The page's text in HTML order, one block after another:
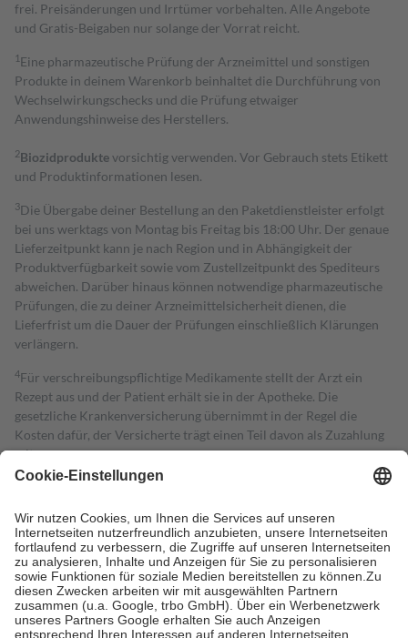
frei. Preisänderungen und Irrtümer vorbehalten. Alle Angebote
und Gratis-Beigaben nur solange der Vorrat reicht.
1 Eine pharmazeutische Prüfung der Arzneimittel und sonstigen
Produkte in deinem Warenkorb beinhaltet die Durchführung von
Wechselwirkungschecks und die Prüfung etwaiger
Anwendungshinweise des Herstellers.
2Biozidproduktevorsichtig verwenden. Vor Gebrauch stets Etikett
und Produktinformationen lesen.
3Die Übergabe deiner Bestellung an den Paketdienstleister erfolgt
bei uns werktags von Montag bis Freitag bis 18:00 Uhr. Der genaue
Lieferzeitpunkt kann je nach Region und in Abhängigkeit der
Produktverfügbarkeit sowie vom Zustellzeitpunkt des Spediteurs
abweichen. Darüber hinaus können notwendige pharmazeutische
Prüfungen, die zu deiner Arzneimittelsicherheit dienen, die
Lieferfrist um die Dauer der Prüfungen einschließlich Klärungen
verlängern.
4Für verschreibungspflichtige Medikamente stellt der Arzt ein
Rezept aus und der Patient erhält sie in der Apotheke. Die
gesetzliche Krankenversicherung übernimmt in der Regel die
Kosten dafür, der Versicherte trägt einen Teil davon als Zuzahlung
mit.
Grundsätzlich leisten Mitglieder Zuzahlungen in Höhe von zehn
höchstens zehn Euro.
Es sind jedoch nie mehr als die tatsächlichen
Kosten der Leistung zu entrichten.
Diese Regeln gelten grundsätzlich auch für Online-Apotheken.
Bei Heilmitteln und häuslicher Krankenpflege beträgt die
Zuzahlung zehn Prozent der Kosten sowie zehn Euro je
Verordnung.
Um das Engagement der Versicherten für ihre eigene Gesundheit zu